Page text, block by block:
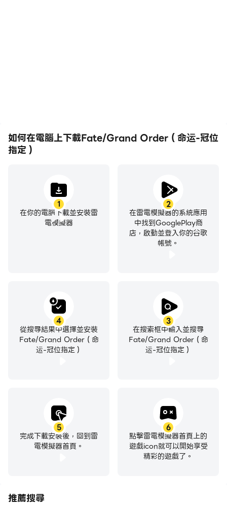
如何在電腦上下載Fate/Grand Order（命运-冠位
指定）
1
在你的電腦下載並安裝雷
電模擬器
2
在雷電模擬器的系統應用
中找到GooglePlay商
店，啟動並登入你的谷歌
帳號。
3
在搜索框中輸入並搜尋
Fate/Grand Order（命
运-冠位指定）
4
從搜尋結果中選擇並安裝
Fate/Grand Order（命
运-冠位指定）
5
完成下載安裝後，回到雷
電模擬器首頁。
6
點擊雷電模擬器首頁上的
遊戲icon就可以開始享受
精彩的遊戲了。
推薦搜尋